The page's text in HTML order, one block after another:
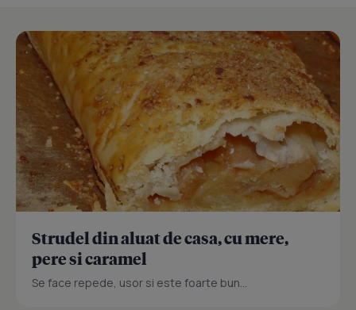
Strudel din aluat de casa, cu mere,
pere si caramel
Se face repede, usor si este foarte bun...